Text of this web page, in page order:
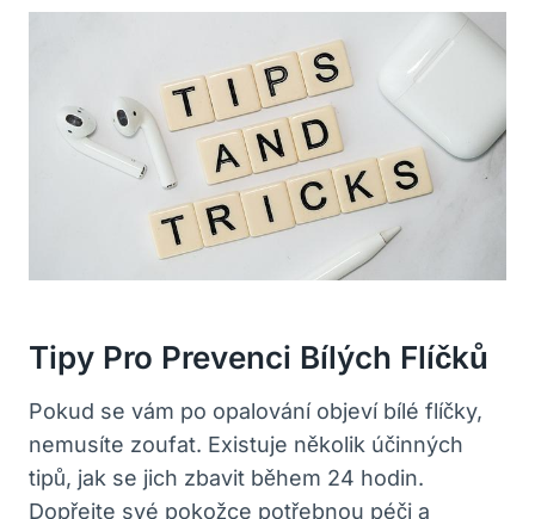
Tipy Pro Prevenci ​bílých Flíčků
Pokud se vám po opalování ‍objeví bílé flíčky,
nemusíte zoufat. Existuje ‍několik účinných
tipů, jak ‌se jich zbavit během 24 hodin.
‍Dopřejte své pokožce potřebnou péči a